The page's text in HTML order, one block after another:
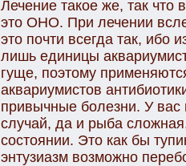
Лечение такое же, так
это ОНО. При лечении
это почти всегда так, ибо
лишь единицы
гуще, поэтому
аквариумистов
привычные болезни. У
случай, да и рыба
состоянии. Это как бы
энтузиазм возможно